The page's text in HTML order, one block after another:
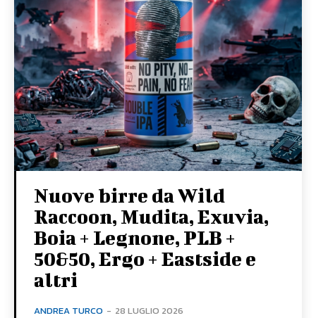
Nuove birre da Wild
Raccoon, Mudita, Exuvia,
Boia + Legnone, PLB +
50&50, Ergo + Eastside e
altri
ANDREA TURCO - 28 LUGLIO 2026